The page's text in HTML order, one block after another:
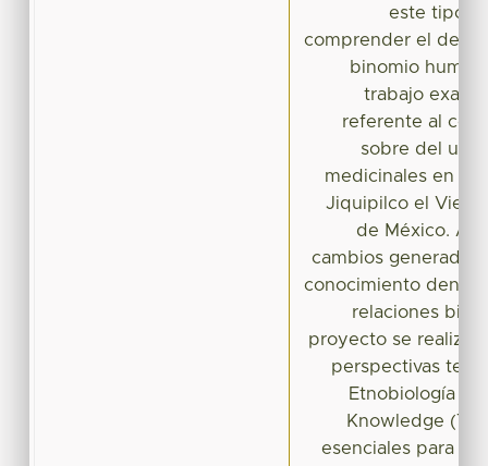
este tipo
comprender el
binomio
trabajo
referente al
sobre del uso
medicinales en la
Jiquipilco el Viejo
de México.
cambios generados
conocimiento
relaciones
proyecto se realizó
perspectivas
Etnobiología y
Knowledge
esenciales para